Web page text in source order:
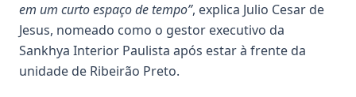
em um curto espaço de tempo”, explica Julio Cesar de
Jesus, nomeado como o gestor executivo da
Sankhya Interior Paulista após estar à frente da
unidade de Ribeirão Preto.